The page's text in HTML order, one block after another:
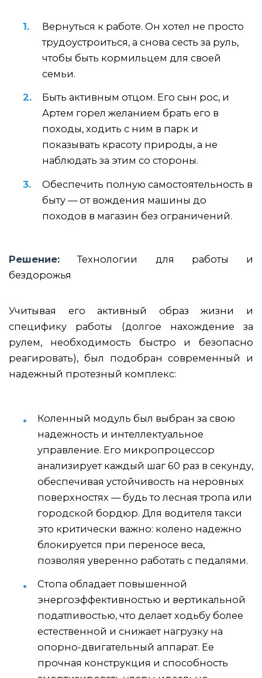
Вернуться к работе. Он хотел не просто
трудоустроиться, а снова сесть за руль,
чтобы быть кормильцем для своей
семьи.
Быть активным отцом. Его сын рос, и
Артем горел желанием брать его в
походы, ходить с ним в парк и
показывать красоту природы, а не
наблюдать за этим со стороны.
Обеспечить полную самостоятельность в
быту — от вождения машины до
походов в магазин без ограничений.
Решение: Технологии для работы и
бездорожья
Учитывая его активный образ жизни и
специфику работы (долгое нахождение за
рулем, необходимость быстро и безопасно
реагировать), был подобран современный и
надежный протезный комплекс:
Коленный модуль был выбран за свою
надежность и интеллектуальное
управление. Его микропроцессор
анализирует каждый шаг 60 раз в секунду,
обеспечивая устойчивость на неровных
поверхностях — будь то лесная тропа или
городской бордюр. Для водителя такси
это критически важно: колено надежно
блокируется при переносе веса,
позволяя уверенно работать с педалями.
Стопа обладает повышенной
энергоэффективностью и вертикальной
податливостью, что делает ходьбу более
естественной и снижает нагрузку на
опорно-двигательный аппарат. Ее
прочная конструкция и способность